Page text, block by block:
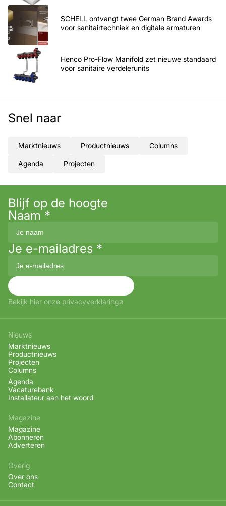
SCHELL ontvangt twee German Brand Awards
voor sanitairtechniek en digitale armaturen
Henco Pro-Flow Manifold zet nieuwe standaard
voor sanitaire verdelerunits
Snel naar
Marktnieuws Productnieuws Columns
Agenda Projecten
Blijf op de hoogte
Naam *
Je e-mailadres *
Bekijk hier onze privacyverklaring
Nieuws
Marktnieuws
Productnieuws
Projecten
Columns
Agenda
Vacaturebank
Installateur aan het woord
Magazine
Magazine
Abonneren
Adverteren
Overig
Over ons
Contact